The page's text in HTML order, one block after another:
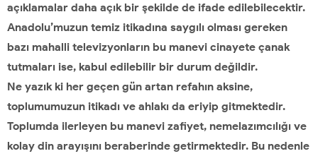
açıklamalar daha açık bir şekilde de ifade edilebilecektir.
Anadolu’muzun temiz itikadına saygılı olması gereken
bazı mahalli televizyonların bu manevi cinayete çanak
tutmaları ise, kabul edilebilir bir durum değildir.
Ne yazık ki her geçen gün artan refahın aksine,
toplumumuzun itikadı ve ahlakı da eriyip gitmektedir.
Toplumda ilerleyen bu manevi zafiyet, nemelazımcılığı ve
kolay din arayışını beraberinde getirmektedir. Bu nedenle